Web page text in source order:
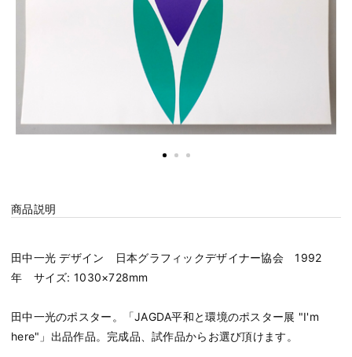
商品説明
田中一光 デザイン 日本グラフィックデザイナー協会 1992
年 サイズ: 1030×728mm
田中一光のポスター。「JAGDA平和と環境のポスター展 "I'm
here"」出品作品。完成品、試作品からお選び頂けます。